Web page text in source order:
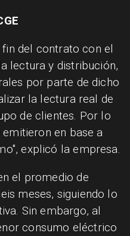
del contrato con el
lectura y distribución,
por parte de dicho
la lectura real de
de clientes. Por lo
en base a
explicó la empresa.
el promedio de
meses, siguiendo lo
Sin embargo, al
consumo eléctrico